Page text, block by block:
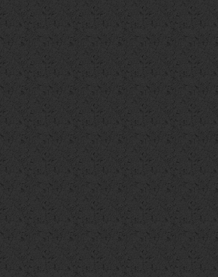
Appartamento
€ 900
Appartamento
€ 990
Appartamento
€ 1.000
Appartamento
€ 1.000
Appartamento
€ 1.000
Appartamento
€ 1.000
Appartamento
€ 1.000
Appartamento
€ 1.050
Appartamento
€ 1.050